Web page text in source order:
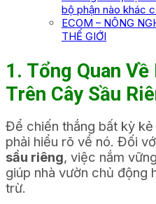
bộ phận nào khác
ECOM – NÔNG
THẾ GIỚI
1. Tổng Quan
Trên Cây Sầu
Để chiến thắng bất kỳ
phải hiểu rõ về nó. Đối
sầu riêng, việc nắm
giúp nhà vườn chủ động
trừ.